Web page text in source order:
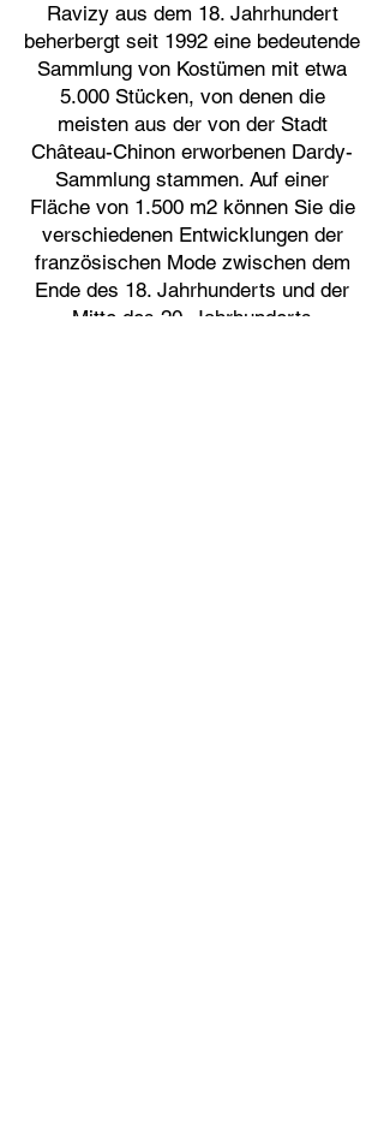
Ravizy aus dem 18. Jahrhundert
beherbergt seit 1992 eine bedeutende
Sammlung von Kostümen mit etwa
5.000 Stücken, von denen die
meisten aus der von der Stadt
Château-Chinon erworbenen Dardy-
Sammlung stammen. Auf einer
Fläche von 1.500 m2 können Sie die
verschiedenen Entwicklungen der
französischen Mode zwischen dem
Ende des 18. Jahrhunderts und der
Mitte des 20. Jahrhunderts